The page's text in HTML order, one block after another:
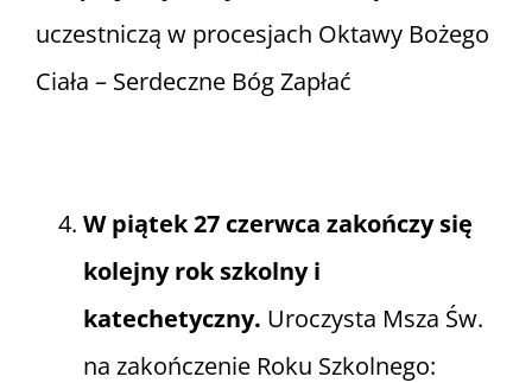
uczestniczą w procesjach Oktawy Bożego
Ciała – Serdeczne Bóg Zapłać
W piątek 27 czerwca zakończy się
kolejny rok szkolny i
katechetyczny. Uroczysta Msza Św.
na zakończenie Roku Szkolnego: